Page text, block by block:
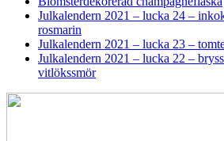
Julkalendern 2021 – lucka 24 –
rosmarin
Julkalendern 2021 – lucka 23 –
Julkalendern 2021 – lucka 22 –
vitlökssmör